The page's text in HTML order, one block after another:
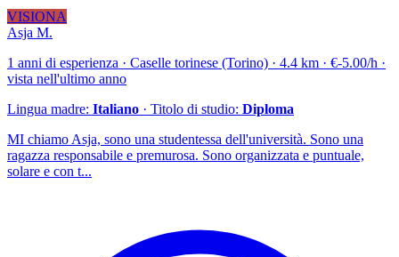
VISIONA
Asja M.
1 anni di esperienza · Caselle torinese (Torino) · 4.4 km · €-5.00/h ·
vista nell'ultimo anno
Lingua madre: Italiano · Titolo di studio: Diploma
MI chiamo Asja, sono una studentessa dell'università. Sono una
ragazza responsabile e premurosa. Sono organizzata e puntuale,
solare e con t...